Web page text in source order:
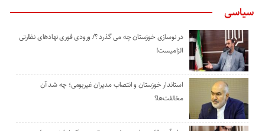
سیاسی
در نوسازی خوزستان چه می گذرد ؟/ ورودی فوری نهادهای نظارتی
الزامیست!
استاندار خوزستان و انتصاب مدیران غیربومی؛ چه شد آن
مخالفت‌ها؟